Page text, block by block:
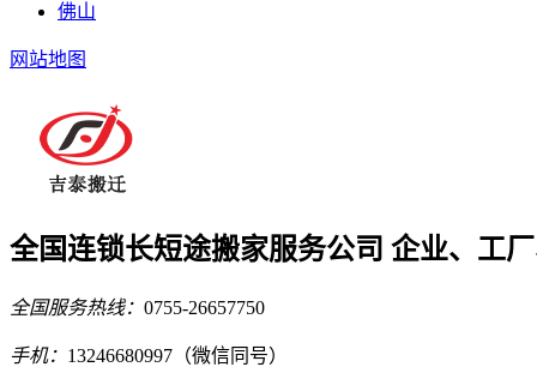
佛山
网站地图
全国连锁长短途搬家服务公司 企业、工
全国服务热线： 0755-26657750
手机： 13246680997 （微信同号）